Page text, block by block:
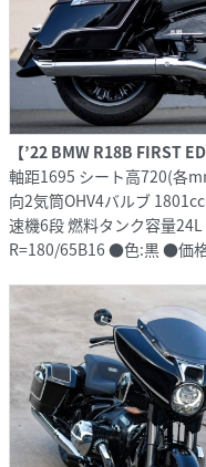
【’22 BMW R18B FIRST
軸距1695 シート高720(各
向2気筒OHV4バルブ
速機6段 燃料タンク容量
R=180/65B16 ●色:黒 ●価